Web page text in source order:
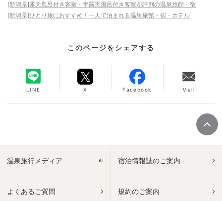
[新潟県]露天風呂付き客室・半露天風呂付き客室が評判の温泉旅館・宿
[新潟県]ひとり旅におすすめ！一人で泊まれる温泉旅館・宿・ホテル
このページをシェアする
LINE X Facebook Mail
温泉旅行メディア 宿泊情報誌のご案内
よくあるご質問 規約のご案内